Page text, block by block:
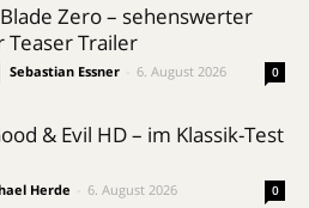
Zero – sehenswerter
Teaser Trailer
Sebastian Essner 6. August 2026 0
& Evil HD – im Klassik-Test
Herde 6. August 2026 0